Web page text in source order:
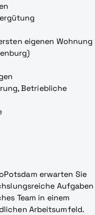
eigenen Wohnung
Betriebliche
erwarten Sie
Aufgaben
Team in einem
Arbeitsumfeld.